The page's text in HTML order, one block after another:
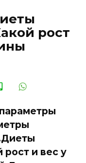
рост
рост и вес у